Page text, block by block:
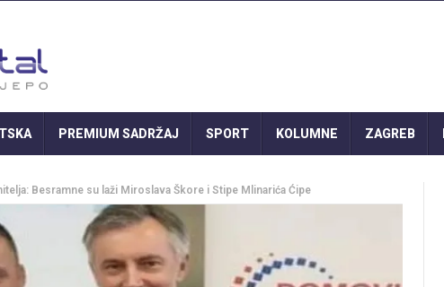
PREMIUM SADRŽAJ SPORT KOLUMNE ZAGREB
Besramne su laži Miroslava Škore i Stipe Mlinarića Ćipe